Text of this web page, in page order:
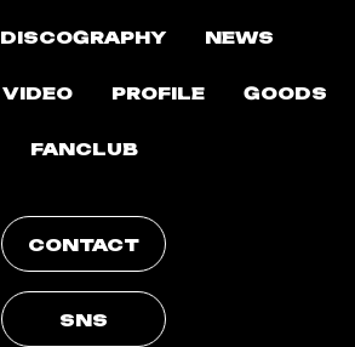
DISCOGRAPHY NEWS
VIDEO PROFILE GOODS
FANCLUB
CONTACT
SNS